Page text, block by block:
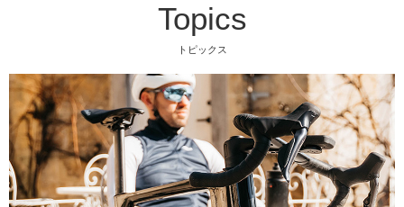
アクセサリー アパレル
Topics
トピックス